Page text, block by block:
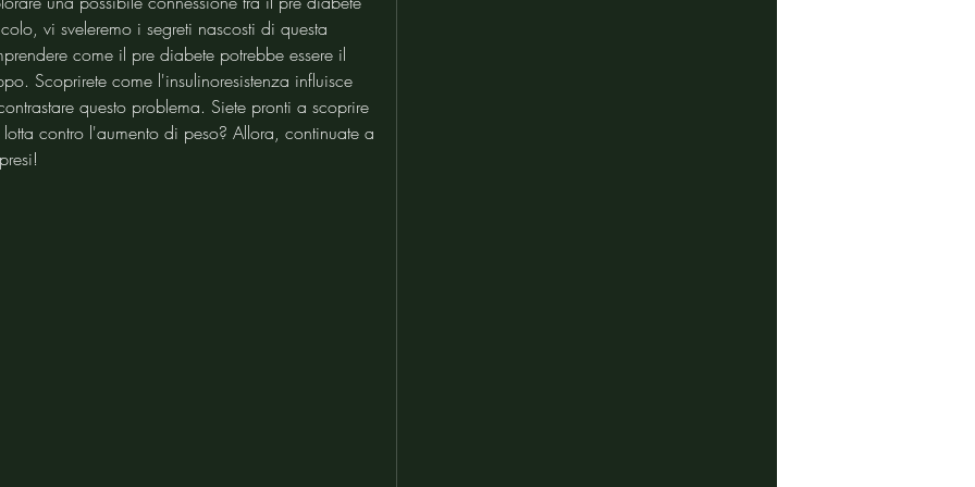
vi sveleremo i segreti nascosti di questa
come il pre diabete potrebbe essere il
Scoprirete come l'insulinoresistenza influisce
questo problema. Siete pronti a scoprire
contro l'aumento di peso? Allora, continuate a